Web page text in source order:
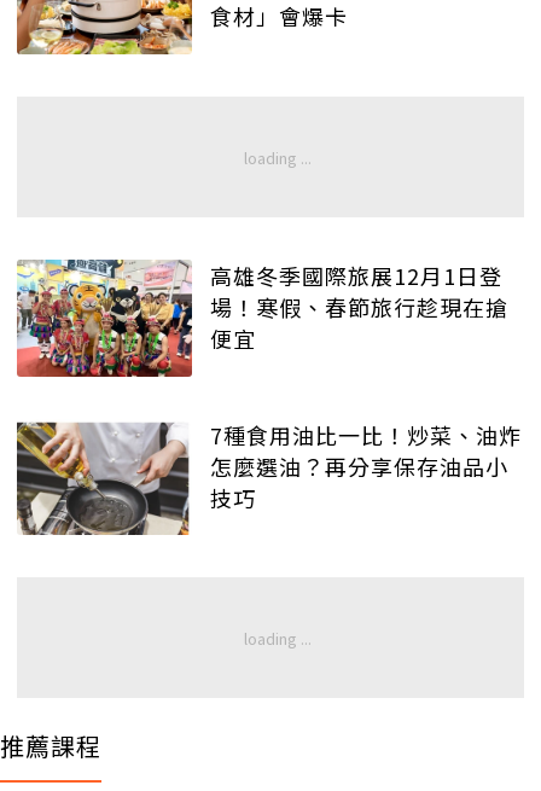
食材」會爆卡
高雄冬季國際旅展12月1日登
場！寒假、春節旅行趁現在搶
便宜
7種食用油比一比！炒菜、油炸
怎麼選油？再分享保存油品小
技巧
推薦課程